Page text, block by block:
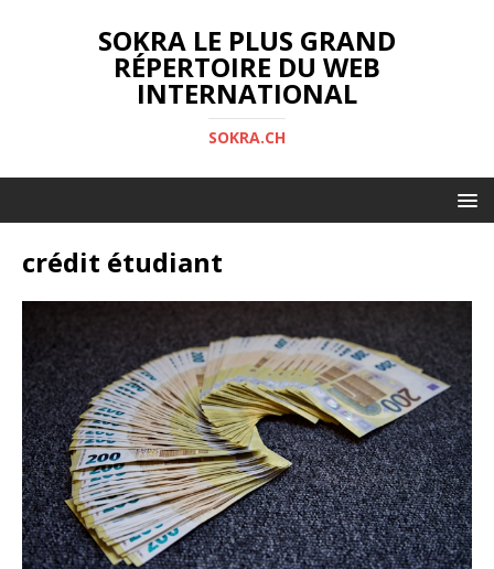
SOKRA LE PLUS GRAND
RÉPERTOIRE DU WEB
INTERNATIONAL
SOKRA.CH
crédit étudiant